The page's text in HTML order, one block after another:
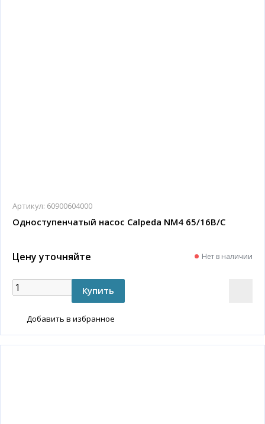
Артикул: 60900604000
Одноступенчатый насос Calpeda NM4 65/16B/C
Цену уточняйте Нет в наличии
Добавить в избранное